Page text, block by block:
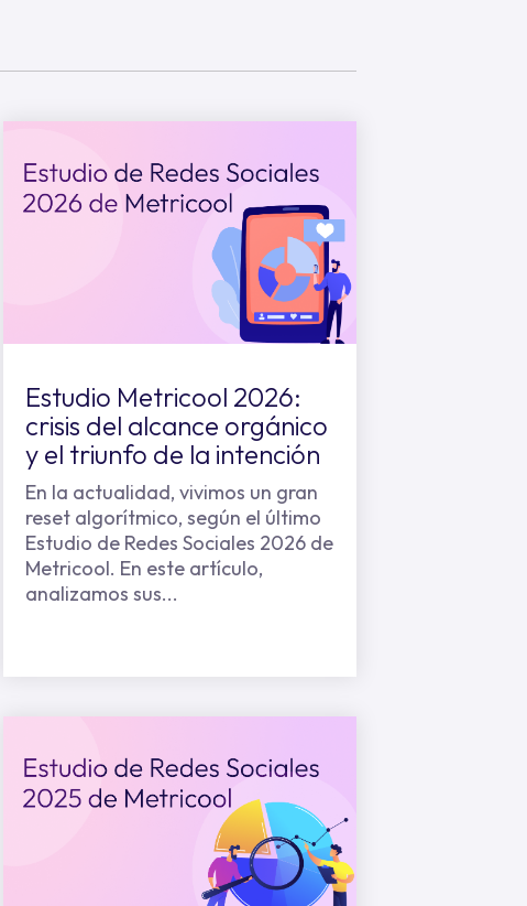
Estudio Metricool 2026:
crisis del alcance orgánico
y el triunfo de la intención
En la actualidad, vivimos un gran
reset algorítmico, según el último
Estudio de Redes Sociales 2026 de
Metricool. En este artículo,
analizamos sus...